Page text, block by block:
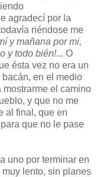
agradecí por la
riéndose me
y mañana por mi,
y todo bién!... O
ésta vez no era un
en el medio
mostrarme el camino
y que no me
al final, que en
que no le pase
uno por terminar en
lento, sin planes